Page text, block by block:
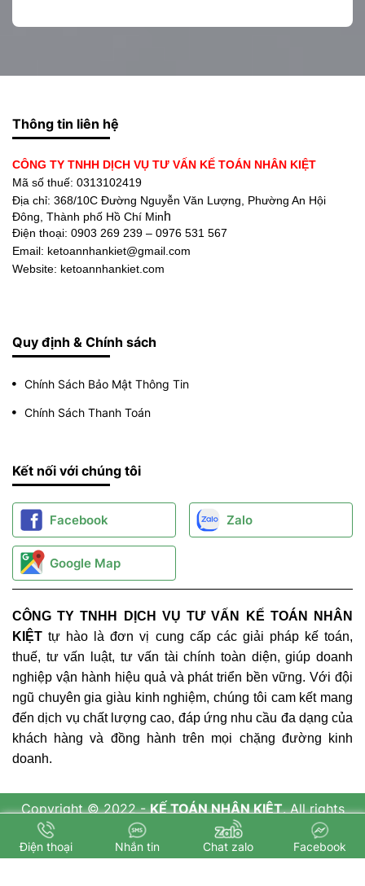
Thông tin liên hệ
CÔNG TY TNHH DỊCH VỤ TƯ VẤN KẾ TOÁN NHÂN KIỆT
Mã số thuế: 0313102419
Địa chỉ: 368/10C Đường Nguyễn Văn Lượng, Phường An Hội
Đông, Thành phố Hồ Chí Minh
Điện thoại: 0903 269 239 – 0976 531 567
Email: ketoannhankiet@gmail.com
Website: ketoannhankiet.com
Quy định & Chính sách
Chính Sách Bảo Mật Thông Tin
Chính Sách Thanh Toán
Kết nối với chúng tôi
Facebook Zalo
Google Map
CÔNG TY TNHH DỊCH VỤ TƯ VẤN KẾ TOÁN NHÂN
KIỆT tự hào là đơn vị cung cấp các giải pháp kế toán,
thuế, tư vấn luật, tư vấn tài chính toàn diện, giúp doanh
nghiệp vận hành hiệu quả và phát triển bền vững. Với đội
ngũ chuyên gia giàu kinh nghiệm, chúng tôi cam kết mang
đến dịch vụ chất lượng cao, đáp ứng nhu cầu đa dạng của
khách hàng và đồng hành trên mọi chặng đường kinh
doanh.
Copyright © 2022 -KẾ TOÁN NHÂN KIỆT. All rights
reserved.
Design by i-web.vn
Điện thoại Nhắn tin Chat zalo Facebook